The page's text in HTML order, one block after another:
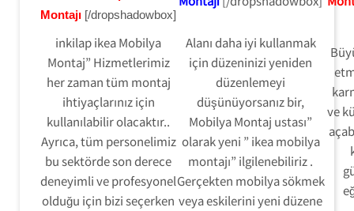
Montajı [/dropshadowbox]
inkilap ikea Mobilya
Montaj” Hizmetlerimiz
her zaman tüm montaj
ihtiyaçlarınız için
kullanılabilir olacaktır..
Ayrıca, tüm personelimiz
bu sektörde son derece
deneyimli ve profesyonel
olduğu için bizi seçerken
Alanı daha iyi kullanmak
için düzeninizi yeniden
düzenlemeyi
düşünüyorsanız bir,
Mobilya Montaj ustası”
olarak yeni ” ikea mobilya
montajı” ilgilenebiliriz .
Gerçekten mobilya sökmek
veya eskilerini yeni düzene
ve